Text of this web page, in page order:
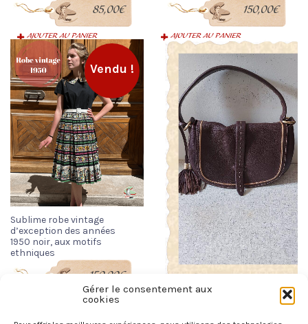
Gérer le consentement aux
cookies
85,00€
AJOUTER AU PANIER
150,00€
AJOUTER AU PANIER
Vendu !
Sublime robe vintage
d’exception des années
1950 noir, aux motifs
ethniques
150,00€
Sac Lancel marron